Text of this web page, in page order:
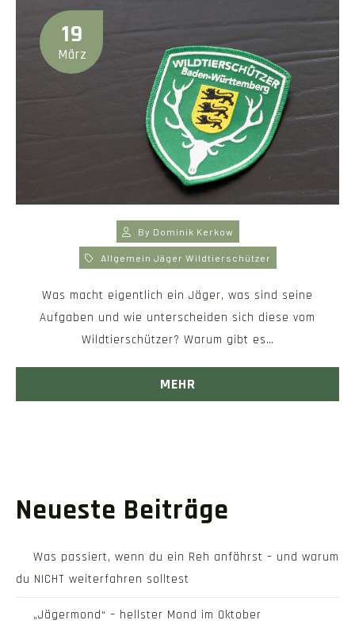
19
März
By Dominik Kerkow
Allgemein Jäger Wildtierschützer
Was macht eigentlich ein Jäger, was sind seine
Aufgaben und wie unterscheiden sich diese vom
Wildtierschützer? Warum gibt es…
MEHR
Neueste Beiträge
Was passiert, wenn du ein Reh anfährst – und warum
du NICHT weiterfahren solltest
„Jägermond“ – hellster Mond im Oktober